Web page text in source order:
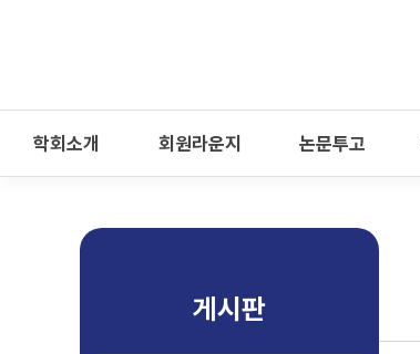
학회소개 회원라운지 논문투고
게시판